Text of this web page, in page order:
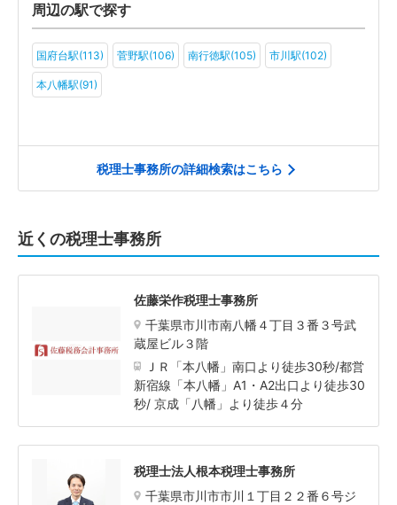
周辺の駅で探す
国府台駅(113) 菅野駅(106) 南行徳駅(105) 市川駅(102)
本八幡駅(91)
税理士事務所の詳細検索はこちら
近くの税理士事務所
佐藤栄作税理士事務所
千葉県市川市南八幡４丁目３番３号武
蔵屋ビル３階
ＪＲ「本八幡」南口より徒歩30秒/都営
新宿線「本八幡」A1・A2出口より徒歩30
秒/ 京成「八幡」より徒歩４分
税理士法人根本税理士事務所
千葉県市川市市川１丁目２２番６号ジ